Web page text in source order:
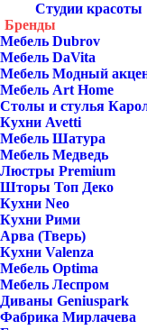
Студии красоты
Бренды
Мебель Dubrov
Мебель DaVita
Мебель Модный
Мебель Art Home
Столы и стулья
Кухни Avetti
Мебель Шатура
Мебель Медведь
Люстры Premium
Шторы Топ Деко
Кухни Neo
Кухни Рими
Арва (Тверь)
Кухни Valenza
Мебель Optima
Мебель Леспром
Диваны Geniuspark
Фабрика Мирлачева